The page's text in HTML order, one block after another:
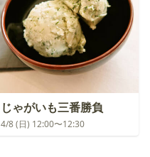
じゃがいも三番勝負
4/8 (日) 12:00〜12:30